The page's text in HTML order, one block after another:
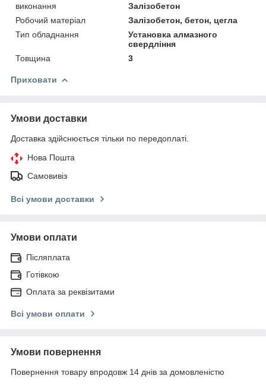
виконання
Залізобетон
Робочий матеріал
Залізобетон, бетон, цегла
Тип обладнання
Установка алмазного
свердління
Товщина
3
Приховати
Умови доставки
Доставка здійснюється тільки по передоплаті.
Нова Пошта
Самовивіз
Всі умови доставки
Умови оплати
Післяплата
Готівкою
Оплата за реквізитами
Всі умови оплати
Умови повернення
Повернення товару впродовж 14 днів за домовленістю